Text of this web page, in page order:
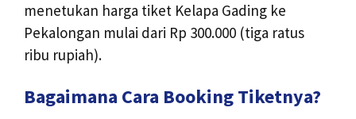
menetukan harga tiket Kelapa Gading ke
Pekalongan mulai dari Rp 300.000 (tiga ratus
ribu rupiah).
Bagaimana Cara Booking Tiketnya?